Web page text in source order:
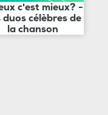
c'est mieux? -
duos célèbres de
la chanson